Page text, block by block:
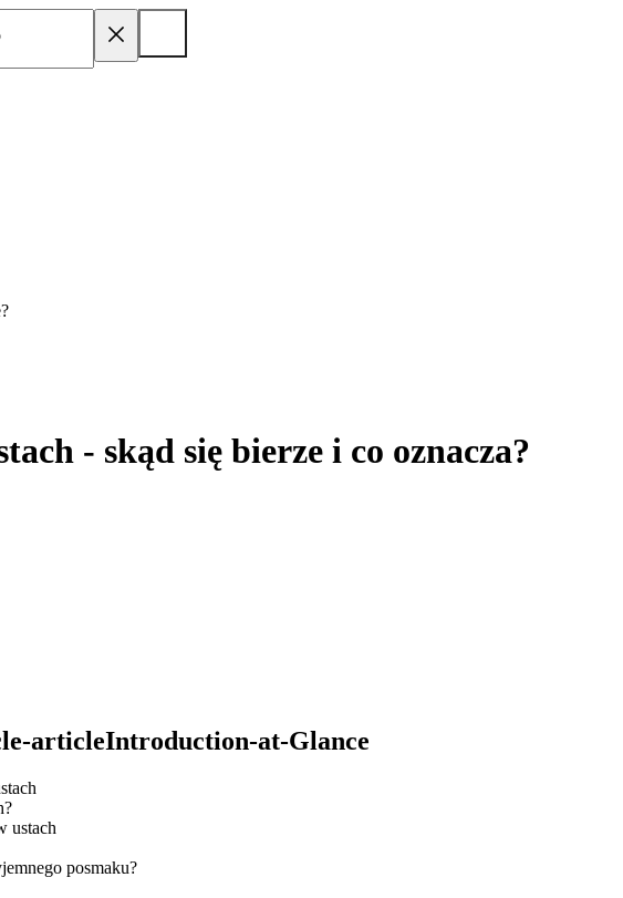
- skąd się bierze i co oznacza?
articleIntroduction-at-Glance
ustach
posmaku?